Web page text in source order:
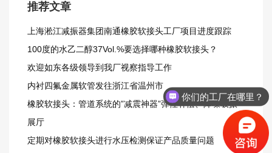
推荐文章
上海淞江减振器集团南通橡胶软接头工厂项目进度跟踪
100度的水乙二醇37Vol.%要选择哪种橡胶软接头？
欢迎如东各级领导到我厂视察指导工作
内衬四氟金属软管发往浙江省温州市
橡胶软接头：管道系统的”减震神器”弹性补偿、降噪吸振
展厅
定期对橡胶软接头进行水压检测保证产品质量问题
你们的工厂在哪里？